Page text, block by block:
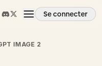
Se connecter
IMAGE 2